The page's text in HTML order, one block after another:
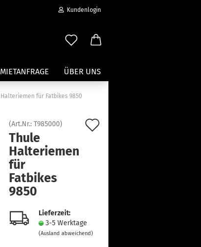
Kundenlogin
MIETANFRAGE ÜBER UNS
Traeger
Kanuträger
für Surfbretter
für Wassersportträger
für Fatbikes 9850
(Art.Nr.:T985000)
Thule
Halteriemen
für
Fatbikes
9850
Lieferzeit:
3-5 Werktage
(Ausland abweichend)